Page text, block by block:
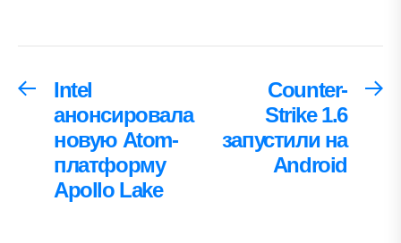
Навигация
записям
Предыдущая
запись:
Intel
анонсировала
новую Atom-
платформу
Apollo Lake
Counter-
Strike 1.6
запустили на
Android